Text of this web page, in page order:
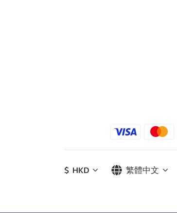
$ HKD 繁體中文